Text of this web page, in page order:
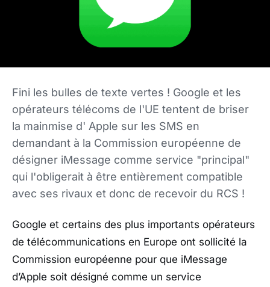
Fini les bulles de texte vertes ! Google et les
opérateurs télécoms de l'UE tentent de briser
la mainmise d' Apple sur les SMS en
demandant à la Commission européenne de
désigner iMessage comme service "principal"
qui l'obligerait à être entièrement compatible
avec ses rivaux et donc de recevoir du RCS !
Google et certains des plus importants opérateurs
de télécommunications en Europe ont sollicité la
Commission européenne pour que iMessage
d’Apple soit désigné comme un service